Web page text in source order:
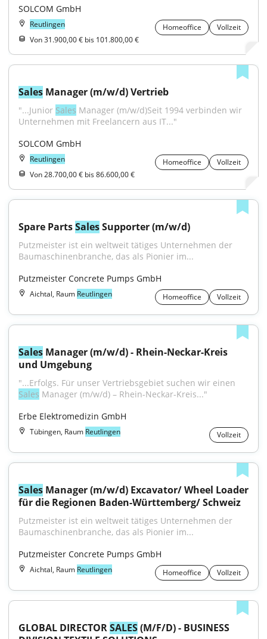
SOLCOM GmbH
Reutlingen Homeoffice
Vollzeit
Von 31.900,00 € bis 101.800,00 €
Sales Manager (m/w/d) Vertrieb
"...Junior Sales Manager (m/w/d)Seit 1994 verbinden wir
Unternehmen mit Freelancern aus IT..."
SOLCOM GmbH
Reutlingen Homeoffice
Vollzeit
Von 28.700,00 € bis 86.600,00 €
Spare Parts Sales Supporter (m/w/d)
Putzmeister ist ein weltweit tätiges Unternehmen der
Baumaschinenbranche, das als Pionier im...
Putzmeister Concrete Pumps GmbH
Aichtal, Raum Reutlingen Homeoffice Vollzeit
Sales Manager (m/w/d) - Rhein-Neckar-Kreis
und Umgebung
Sales Manager (m/w/d) – Rhein-Neckar-Kreis..."
Erbe Elektromedizin GmbH
Tübingen, Raum Reutlingen Vollzeit
Sales Manager (m/w/d) Excavator/ Wheel Loader
für die Regionen Baden-Württemberg/ Schweiz
Putzmeister ist ein weltweit tätiges Unternehmen der
Baumaschinenbranche, das als Pionier im...
Putzmeister Concrete Pumps GmbH
Aichtal, Raum Reutlingen Homeoffice Vollzeit
GLOBAL DIRECTOR SALES (M/F/D) - BUSINESS